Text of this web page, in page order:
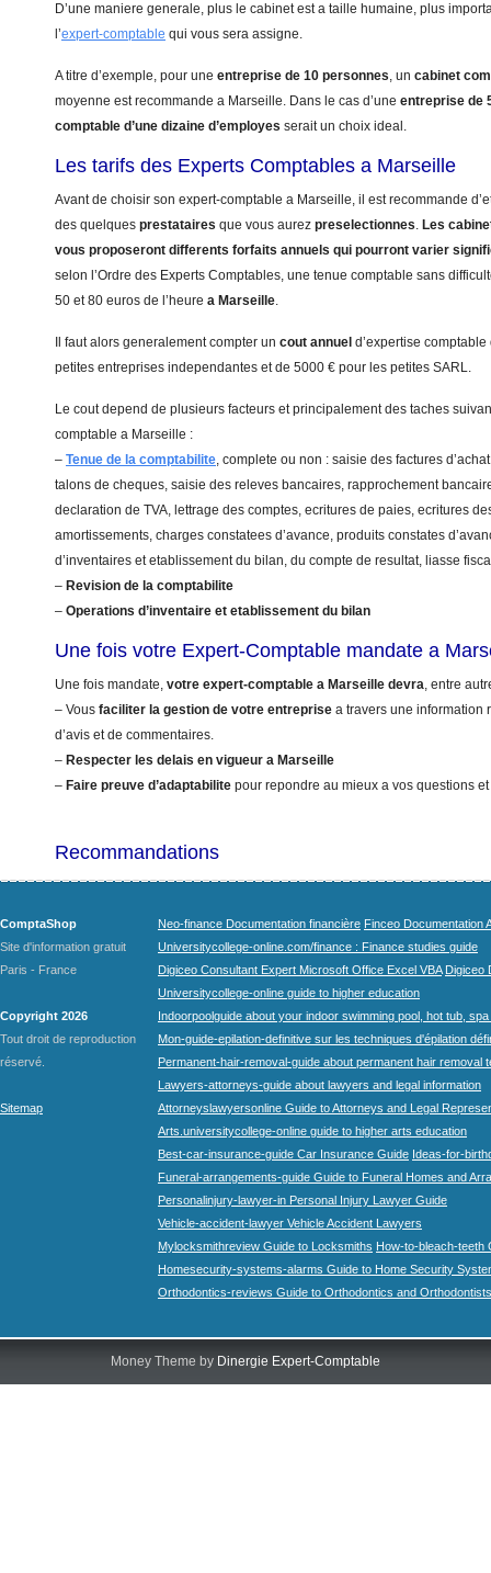
D’une maniere generale, plus le cabinet est a taille humaine, plus
l’expert-comptable qui vous sera assigne.
A titre d’exemple, pour une entreprise de 10 personnes, un cabinet
moyenne est recommande a Marseille. Dans le cas d’une entreprise de
comptable d’une dizaine d’employes serait un choix ideal.
Les tarifs des Experts Comptables a Marseille
Avant de choisir son expert-comptable a Marseille, il est recommande
des quelques prestataires que vous aurez preselectionnes. Les
vous proposeront differents forfaits annuels qui pourront varier
selon l’Ordre des Experts Comptables, une tenue comptable sans
50 et 80 euros de l’heure a Marseille.
Il faut alors generalement compter un cout annuel d’expertise
petites entreprises independantes et de 5000 € pour les petites SARL.
Le cout depend de plusieurs facteurs et principalement des taches
comptable a Marseille :
– Tenue de la comptabilite, complete ou non : saisie des factures
talons de cheques, saisie des releves bancaires, rapprochement
declaration de TVA, lettrage des comptes, ecritures de paies, ecritures
amortissements, charges constatees d’avance, produits constates
d’inventaires et etablissement du bilan, du compte de resultat, liasse
– Revision de la comptabilite
– Operations d’inventaire et etablissement du bilan
Une fois votre Expert-Comptable mandate a
Une fois mandate, votre expert-comptable a Marseille devra, entre
– Vous faciliter la gestion de votre entreprise a travers une information
d’avis et de commentaires.
– Respecter les delais en vigueur a Marseille
– Faire preuve d’adaptabilite pour repondre au mieux a vos questions
Recommandations
ComptaShop
Site d'information gratuit
Paris - France
Copyright 2026
Tout droit de reproduction
réservé.
Sitemap
Neo-finance Documentation financière Finceo Documentation
Universitycollege-online.com/finance : Finance studies guide
Digiceo Consultant Expert Microsoft Office Excel VBA Digiceo
Universitycollege-online guide to higher education
Indoorpoolguide about your indoor swimming pool, hot tub,
Mon-guide-epilation-definitive sur les techniques d'épilation
Permanent-hair-removal-guide about permanent hair removal
Lawyers-attorneys-guide about lawyers and legal information
Attorneyslawyersonline Guide to Attorneys and Legal
Arts.universitycollege-online guide to higher arts education
Best-car-insurance-guide Car Insurance Guide Ideas-for-
Funeral-arrangements-guide Guide to Funeral Homes and
Personalinjury-lawyer-in Personal Injury Lawyer Guide
Vehicle-accident-lawyer Vehicle Accident Lawyers
Mylocksmithreview Guide to Locksmiths How-to-bleach-teeth
Homesecurity-systems-alarms Guide to Home Security
Orthodontics-reviews Guide to Orthodontics and Orthodontists
Money Theme by Dinergie Expert-Comptable